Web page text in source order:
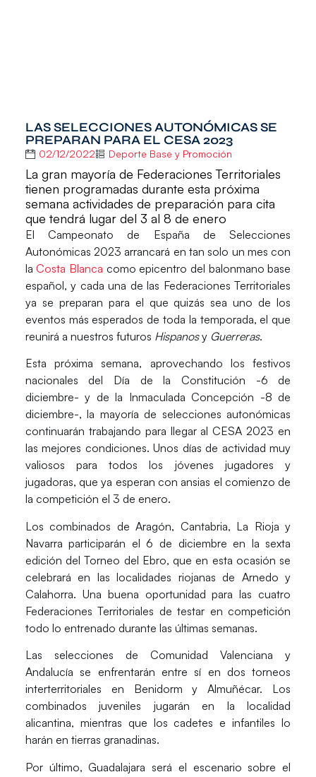
LAS SELECCIONES AUTONÓMICAS SE
PREPARAN PARA EL CESA 2023
02/12/2022 Deporte Base y Promoción
La gran mayoría de Federaciones Territoriales
tienen programadas durante esta próxima
semana actividades de preparación para cita
que tendrá lugar del 3 al 8 de enero
ElCampeonato de España de Selecciones
Autonómicas 2023 arrancará en tan solo un mes con
laCosta Blanca como epicentro del balonmano base
español, y cada una de las Federaciones Territoriales
ya se preparan para el que quizás sea uno de los
eventos más esperados de toda la temporada, el que
reunirá a nuestros futuros Hispanosy Guerreras.
Esta próxima semana, aprovechando los festivos
nacionales del Día de la Constitución -6 de
diciembre- y de la Inmaculada Concepción -8 de
diciembre-,la mayoría de selecciones autonómicas
continuarán trabajando para llegar al CESA 2023 en
las mejores condiciones. Unos días de actividad muy
valiosos para todos los jóvenes jugadores y
jugadoras, que ya esperan con ansias el comienzo de
la competición el 3 de enero.
Los combinados deAragón, Cantabria, La Rioja y
Navarra participarán el 6 de diciembre en la sexta
edición delTorneo del Ebro, que en esta ocasión se
celebrará en las localidades riojanas de Arnedo y
Calahorra. Una buena oportunidad para las cuatro
Federaciones Territoriales de testar en competición
todo lo entrenado durante las últimas semanas.
Las selecciones deComunidad Valenciana y
Andalucía se enfrentarán entre sí en dos torneos
interterritoriales en Benidorm y Almuñécar. Los
combinados juveniles jugarán en la localidad
alicantina, mientras que los cadetes e infantiles lo
harán en tierras granadinas.
Por último, Guadalajara será el escenario sobre el